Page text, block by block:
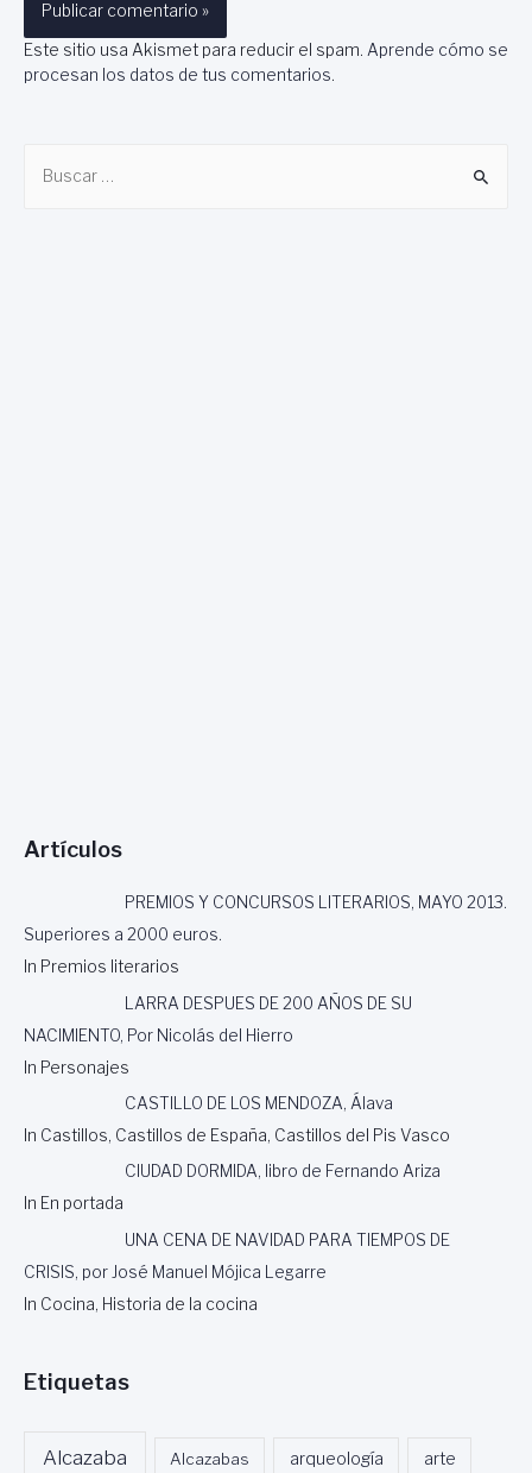
Este sitio usa Akismet para reducir el spam. Aprende cómo se
procesan los datos de tus comentarios.
Artículos
PREMIOS Y CONCURSOS LITERARIOS, MAYO 2013.
Superiores a 2000 euros.
In Premios literarios
LARRA DESPUES DE 200 AÑOS DE SU
NACIMIENTO, Por Nicolás del Hierro
In Personajes
CASTILLO DE LOS MENDOZA, Álava
In Castillos, Castillos de España, Castillos del Pis Vasco
CIUDAD DORMIDA, libro de Fernando Ariza
In En portada
UNA CENA DE NAVIDAD PARA TIEMPOS DE
CRISIS, por José Manuel Mójica Legarre
In Cocina, Historia de la cocina
Etiquetas
Alcazaba Alcazabas arqueología arte